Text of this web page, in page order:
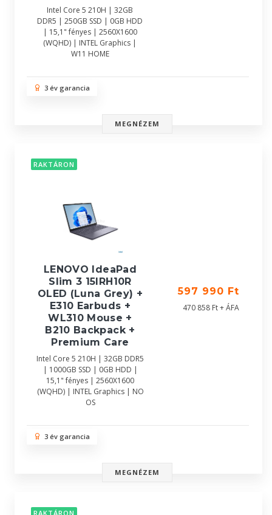
Intel Core 5 210H | 32GB
DDR5 | 250GB SSD | 0GB HDD
| 15,1" fényes | 2560X1600
(WQHD) | INTEL Graphics |
W11 HOME
3 év garancia
MEGNÉZEM
RAKTÁRON
LENOVO IdeaPad
Slim 3 15IRH10R
OLED (Luna Grey) +
E310 Earbuds +
WL310 Mouse +
B210 Backpack +
Premium Care
Intel Core 5 210H | 32GB DDR5
| 1000GB SSD | 0GB HDD |
15,1" fényes | 2560X1600
(WQHD) | INTEL Graphics | NO
OS
597 990 Ft
470 858 Ft + ÁFA
3 év garancia
MEGNÉZEM
RAKTÁRON